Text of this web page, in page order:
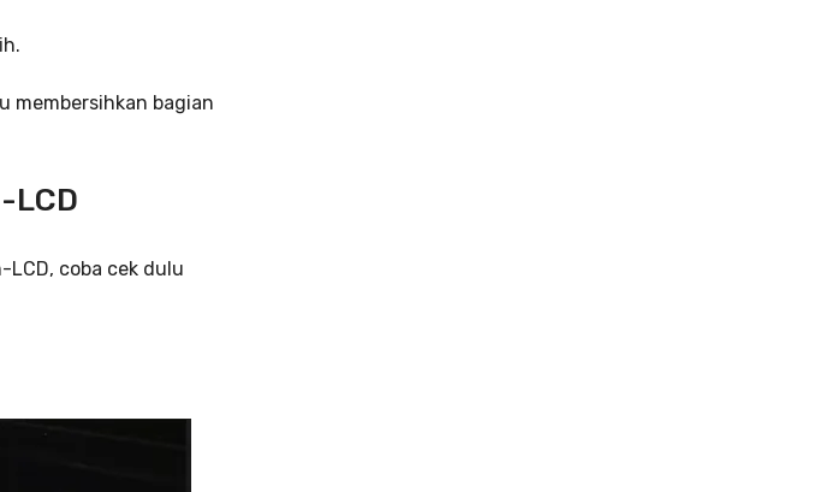
membersihkan bagian
LCD
coba cek dulu